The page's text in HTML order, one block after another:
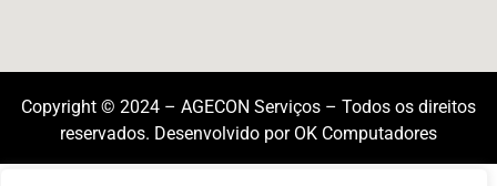
Copyright © 2024 – AGECON Serviços – Todos os direitos
reservados. Desenvolvido por OK Computadores